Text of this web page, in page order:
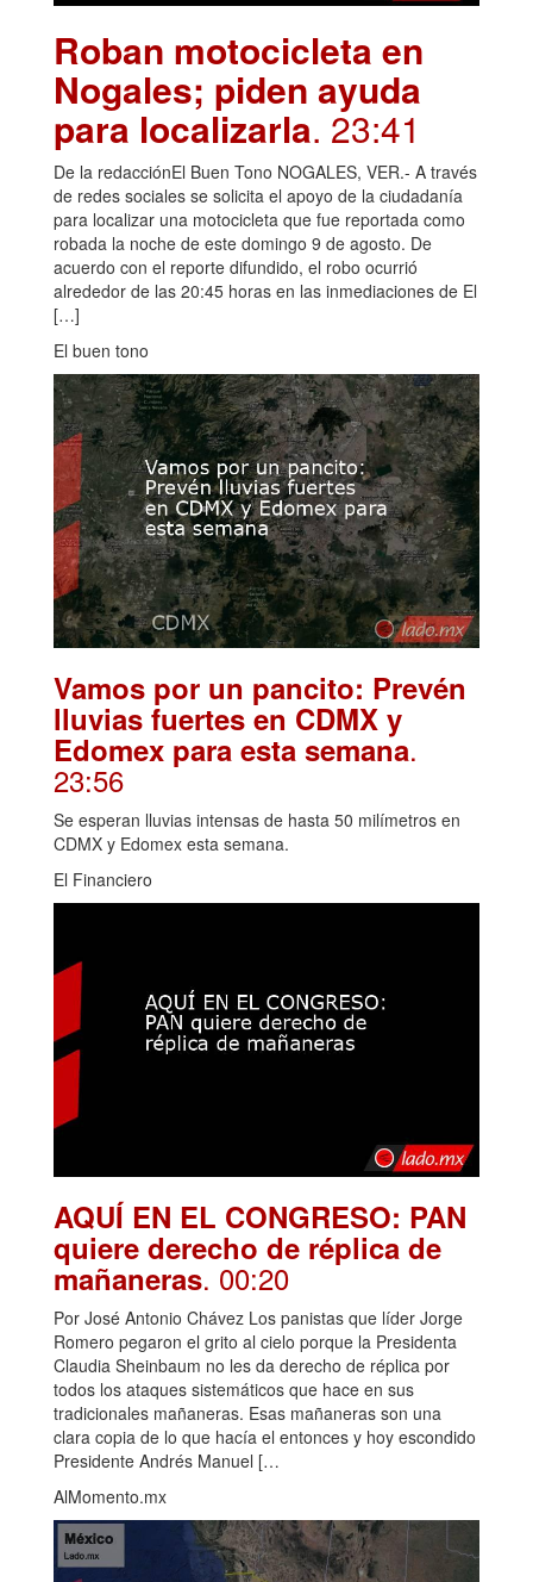
Roban motocicleta en
Nogales; piden ayuda
para localizarla. 23:41
De la redacciónEl Buen Tono NOGALES, VER.- A través
de redes sociales se solicita el apoyo de la ciudadanía
para localizar una motocicleta que fue reportada como
robada la noche de este domingo 9 de agosto. De
acuerdo con el reporte difundido, el robo ocurrió
alrededor de las 20:45 horas en las inmediaciones de El
[…]
El buen tono
Vamos por un pancito: Prevén
lluvias fuertes en CDMX y
Edomex para esta semana.
23:56
Se esperan lluvias intensas de hasta 50 milímetros en
CDMX y Edomex esta semana.
El Financiero
AQUÍ EN EL CONGRESO: PAN
quiere derecho de réplica de
mañaneras. 00:20
Por José Antonio Chávez Los panistas que líder Jorge
Romero pegaron el grito al cielo porque la Presidenta
Claudia Sheinbaum no les da derecho de réplica por
todos los ataques sistemáticos que hace en sus
tradicionales mañaneras. Esas mañaneras son una
clara copia de lo que hacía el entonces y hoy escondido
Presidente Andrés Manuel […
AlMomento.mx